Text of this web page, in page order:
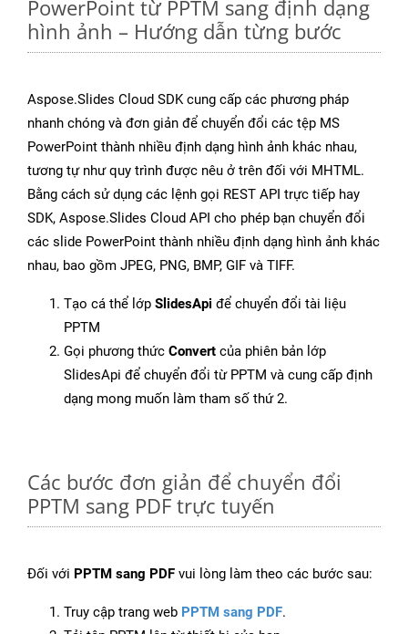
PowerPoint từ PPTM sang định dạng
hình ảnh – Hướng dẫn từng bước
Aspose.Slides Cloud SDK cung cấp các phương pháp
nhanh chóng và đơn giản để chuyển đổi các tệp MS
PowerPoint thành nhiều định dạng hình ảnh khác nhau,
tương tự như quy trình được nêu ở trên đối với MHTML.
Bằng cách sử dụng các lệnh gọi REST API trực tiếp hay
SDK, Aspose.Slides Cloud API cho phép bạn chuyển đổi
các slide PowerPoint thành nhiều định dạng hình ảnh khác
nhau, bao gồm JPEG, PNG, BMP, GIF và TIFF.
Tạo cá thể lớp SlidesApi để chuyển đổi tài liệu
PPTM
Gọi phương thức Convert của phiên bản lớp
SlidesApi để chuyển đổi từ PPTM và cung cấp định
dạng mong muốn làm tham số thứ 2.
Các bước đơn giản để chuyển đổi
PPTM sang PDF trực tuyến
Đối với PPTM sang PDF vui lòng làm theo các bước sau:
Truy cập trang web PPTM sang PDF.